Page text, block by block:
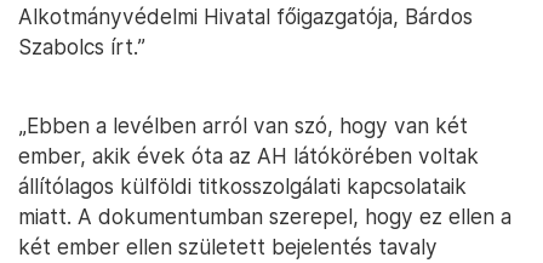
Alkotmányvédelmi Hivatal főigazgatója, Bárdos
Szabolcs írt.”
„Ebben a levélben arról van szó, hogy van két
ember, akik évek óta az AH látókörében voltak
állítólagos külföldi titkosszolgálati kapcsolataik
miatt. A dokumentumban szerepel, hogy ez ellen a
két ember ellen született bejelentés tavaly